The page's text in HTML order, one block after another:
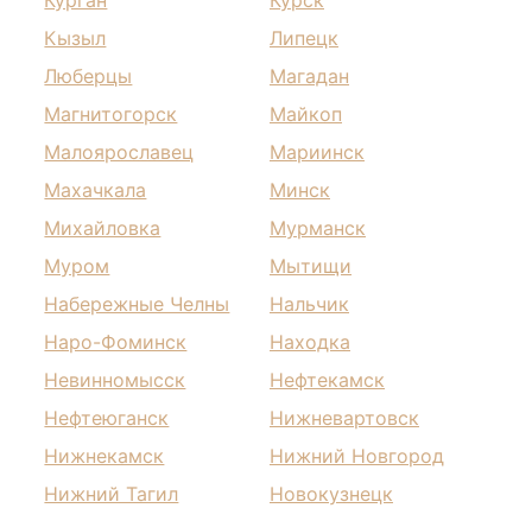
Кызыл
Липецк
Люберцы
Магадан
Магнитогорск
Майкоп
Малоярославец
Мариинск
Махачкала
Минск
Михайловка
Мурманск
Муром
Мытищи
Набережные Челны
Нальчик
Наро-Фоминск
Находка
Невинномысск
Нефтекамск
Нефтеюганск
Нижневартовск
Нижнекамск
Нижний Новгород
Нижний Тагил
Новокузнецк